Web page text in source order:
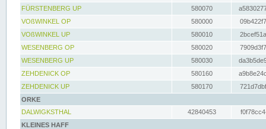
FÜRSTENBERG UP
580070
VOßWINKEL OP
580000
VOßWINKEL UP
580010
WESENBERG OP
580020
WESENBERG UP
580030
ZEHDENICK OP
580160
ZEHDENICK UP
580170
ORKE
DALWIGKSTHAL
42840453
KLEINES HAFF